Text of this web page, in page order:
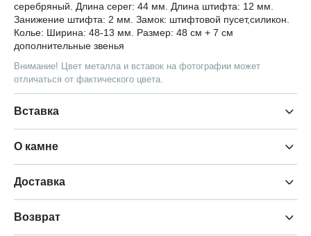
серебряный. Длина серег: 44 мм. Длина штифта: 12 мм.
Занижение штифта: 2 мм. Замок: штифтовой пусет,силикон.
Колье: Ширина: 48-13 мм. Размер: 48 см + 7 см
дополнительные звенья
Внимание! Цвет металла и вставок на фотографии может
отличаться от фактического цвета.
Вставка
О камне
Доставка
Возврат